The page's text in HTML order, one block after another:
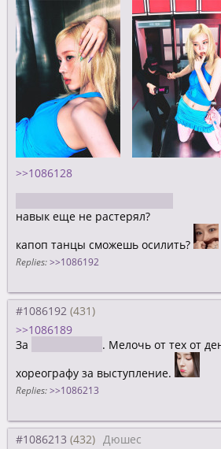
>>1086128
навык еще не растерял?
капоп танцы сможешь осилить?
Replies: >>1086192
#1086192
>>1086189
За
. Мелочь от тех от
хореографу за выступление.
Replies: >>1086213
#1086213 Дюшес